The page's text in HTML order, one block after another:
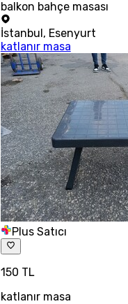
balkon bahçe masası
İstanbul , Esenyurt
katlanır masa
Plus Satıcı
150 TL
katlanır masa